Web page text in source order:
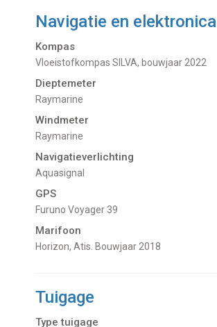
Navigatie en elektronica
Kompas
Vloeistofkompas SILVA, bouwjaar 2022
Dieptemeter
Raymarine
Windmeter
Raymarine
Navigatieverlichting
Aquasignal
GPS
Furuno Voyager 39
Marifoon
Horizon, Atis. Bouwjaar 2018
Tuigage
Type tuigage